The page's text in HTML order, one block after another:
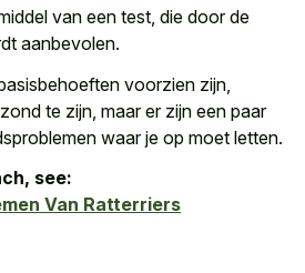
van een test, die door de
aanbevolen.
voorzien zijn,
te zijn, maar er zijn een paar
waar je op moet letten.
see:
Van Ratterriers